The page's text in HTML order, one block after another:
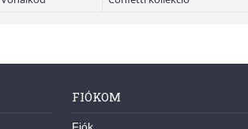
FIÓKOM